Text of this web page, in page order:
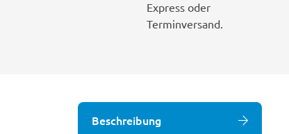
Express oder
Terminversand.
Beschreibung